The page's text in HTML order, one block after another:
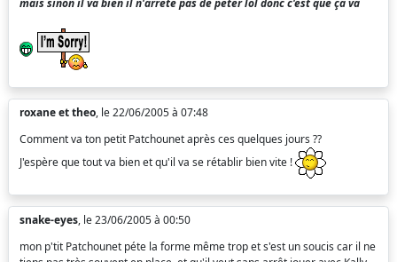
roxane et theo, le 22/06/2005 à 07:48
Comment va ton petit Patchounet après ces quelques jours ??
J'espère que tout va bien et qu'il va se rétablir bien vite !
snake-eyes, le 23/06/2005 à 00:50
mon p'tit Patchounet péte la forme même trop et s'est un soucis car il ne